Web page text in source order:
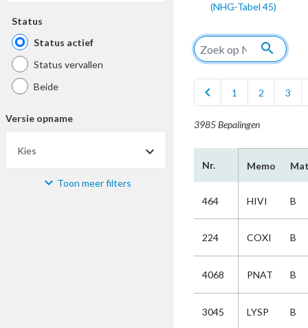
Status
Status actief
Status vervallen
Beide
Versie opname
Kies
Materiaal Toon meer filters
(NHG-Tabel 45)
search
chevron_left 1 2 3
3985 Bepalingen
Nr. Memo
464 HIVI B
224 COXI B
4068 PNAT B
3045 LYSP B